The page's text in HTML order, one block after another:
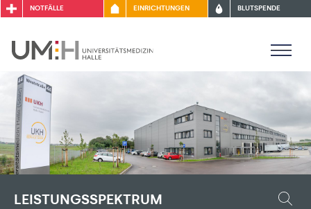
NOTFÄLLE EINRICHTUNGEN BLUTSPENDE
LEISTUNGSSPEKTRUM